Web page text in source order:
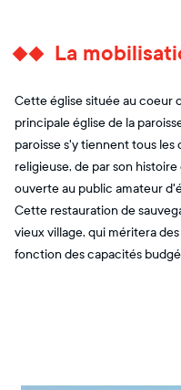
La
Cette église située au coeur
principale église de la
paroisse s'y tiennent tous les
religieuse, de par son histoire
ouverte au public amateur
Cette restauration de
vieux village, qui méritera
fonction des capacités